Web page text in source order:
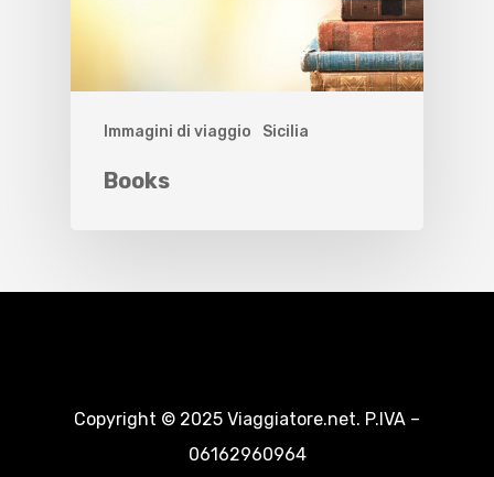
Immagini di viaggio Sicilia
Books
Copyright © 2025 Viaggiatore.net. P.IVA –
06162960964